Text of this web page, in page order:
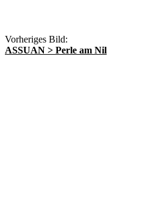
Vorheriges Bild:
ASSUAN > Perle am Nil